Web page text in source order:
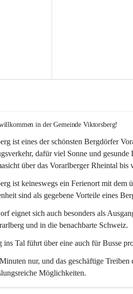
in der Gemeinde Viktorsberg!
ist eines der schönsten Bergdörfer
dafür viel Sonne und gesunde
über das Vorarlberger Rheintal
ist keineswegs ein Ferienort mit dem
sind als gegebene Vorteile eines
eignet sich auch besonders als
und in die benachbarte Schweiz.
ins Tal führt über eine auch für Busse
nur, und das geschäftige
Möglichkeiten.